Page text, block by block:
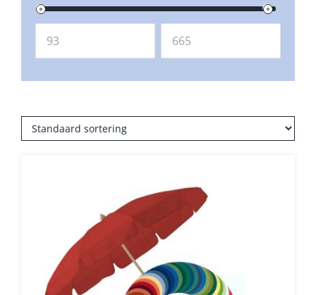
Parasolvoeten
Balkonklemmen
Glatz parasoldoeken
Glatz stofstalen collectie Sampleboeken